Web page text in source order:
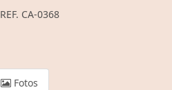
REF. CA-0368
Fotos